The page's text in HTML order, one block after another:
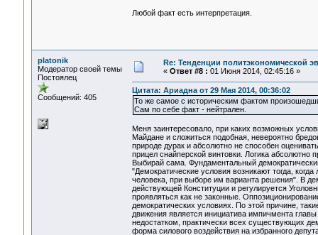
Любой факт есть интерпретация.
platonik
Модератор своей темы
Постоялец
Сообщений: 405
Re: Тенденции политэкономической
« Ответ #8 : 01 Июня 2014, 02:45:16 »
Цитата: Ариадна от 29 Мая 2014, 00:36:02
То же самое с историческим фактом
Сам по себе факт - нейтрален.
Меня заинтересовало, при каких возможных
Майдане и сложиться подобная, невероятно
природе дурак и абсолютно не способен
прицел снайперской винтовки. Логика абсолютно
Выбирай сама. Фундаментальный
"Демократические условия возникают тогда,
человека, при выборе им варианта решения". В
действующей Конституции и регулируется
проявляться как не законные.
демократических условиях. По этой причине,
движения является инициатива импичмента
недостатком, практически всех существующих
форма силового воздействия на избранного